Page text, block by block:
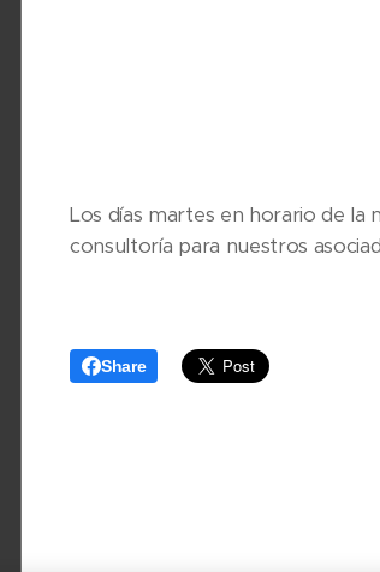
Los días martes en horario de la
consultoría para nuestros
Share